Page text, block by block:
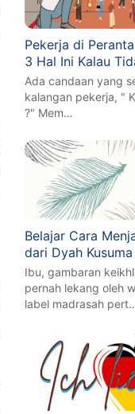
Pekerja di
3 Hal Ini Kalau
Ada candaan yang
kalangan pekerja, "
?" Mem…
Belajar Cara
dari Dyah Kusuma
Ibu, gambaran
pernah lekang oleh
label madrasah